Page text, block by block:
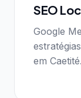
SEO
Google
em Caetité.